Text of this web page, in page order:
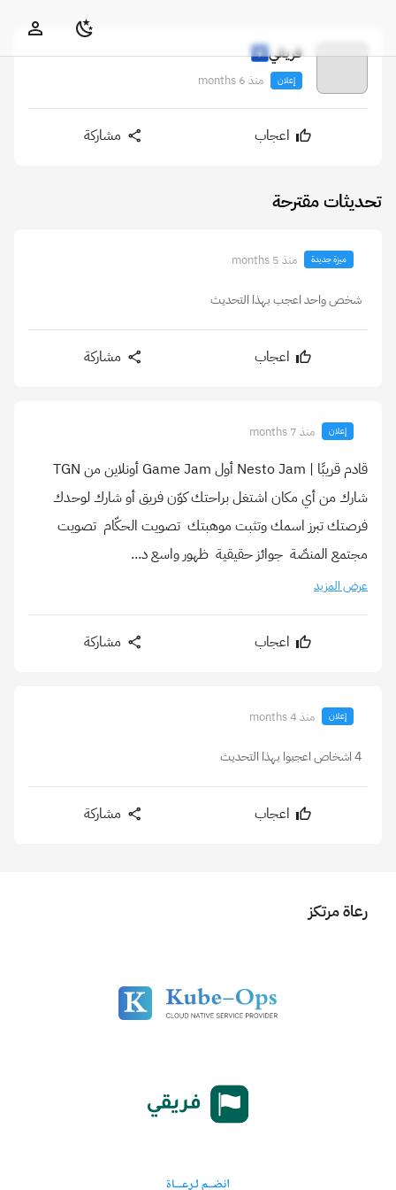
فريقي
إعلان منذ 6 months
اعجاب مشاركة
تحديثات مقترحة
ميزة جديدة منذ 5 months
شخص واحد اعجب بهذا التحديث
اعجاب مشاركة
إعلان منذ 7 months
قادم قريبًا | Nesto Jam أول Game Jam أونلاين من TGN
شارك من أي مكان اشتغل براحتك كوّن فريق أو شارك لوحدك
فرصتك تبرز اسمك وتثبت موهبتك ️ تصويت الحكّام ️ تصويت
مجتمع المنصّة ️ جوائز حقيقية ️ ظهور واسع د...
عرض المزيد
اعجاب مشاركة
إعلان منذ 4 months
4 اشخاص اعجبوا بهذا التحديث
اعجاب مشاركة
رعاة مرتكز